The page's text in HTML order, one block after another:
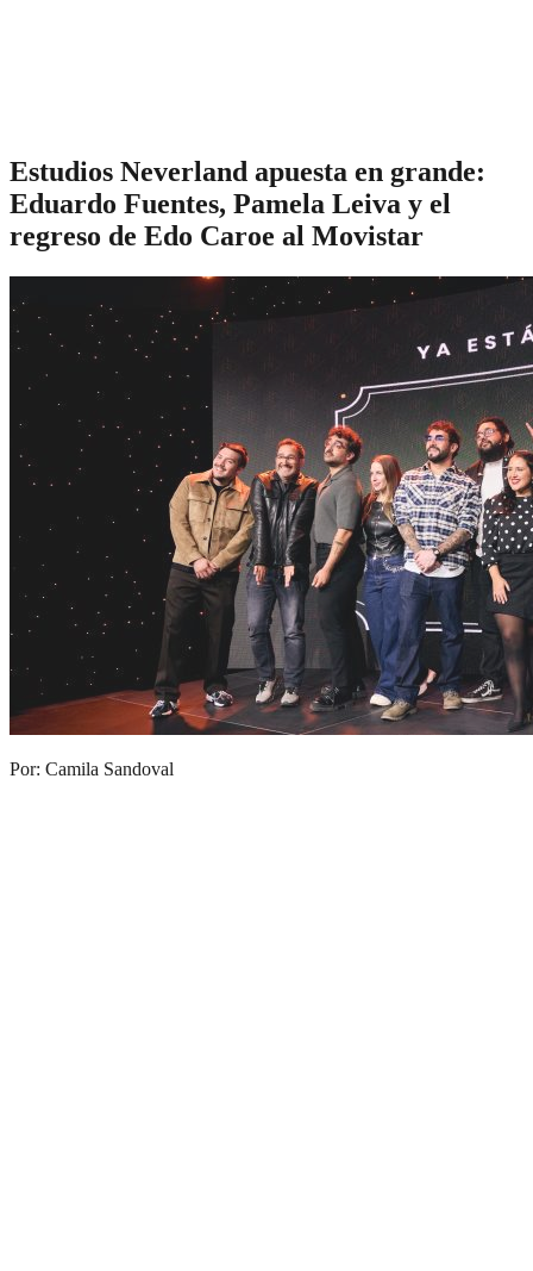
Estudios Neverland apuesta en grande:
Eduardo Fuentes, Pamela Leiva y el
regreso de Edo Caroe al Movistar
Por: Camila Sandoval